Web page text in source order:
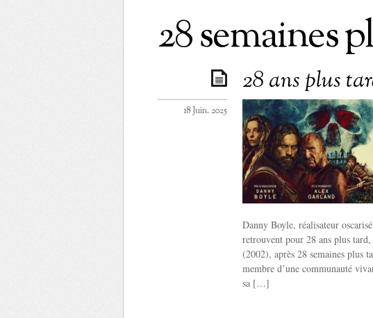
28 semaines
28 ans plus
18 Juin. 2025
Danny Boyle, réalisateur
retrouvent pour 28 ans plus
(2002), après 28 semaines plus
membre d’une communauté
sa […]